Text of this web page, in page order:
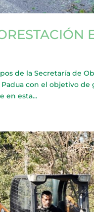
de la Secretaría de
con el objetivo de
en esta...